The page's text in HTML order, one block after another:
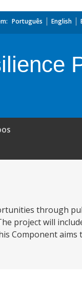
Português English
through
project will
Component aims